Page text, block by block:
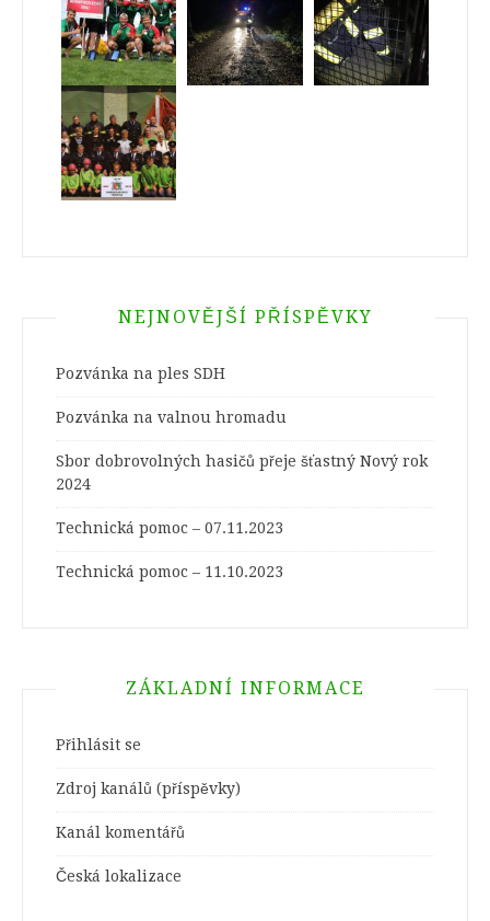
NEJNOVĚJŠÍ PŘÍSPĚVKY
Pozvánka na ples SDH
Pozvánka na valnou hromadu
Sbor dobrovolných hasičů přeje šťastný Nový rok
2024
Technická pomoc – 07.11.2023
Technická pomoc – 11.10.2023
ZÁKLADNÍ INFORMACE
Přihlásit se
Zdroj kanálů (příspěvky)
Kanál komentářů
Česká lokalizace